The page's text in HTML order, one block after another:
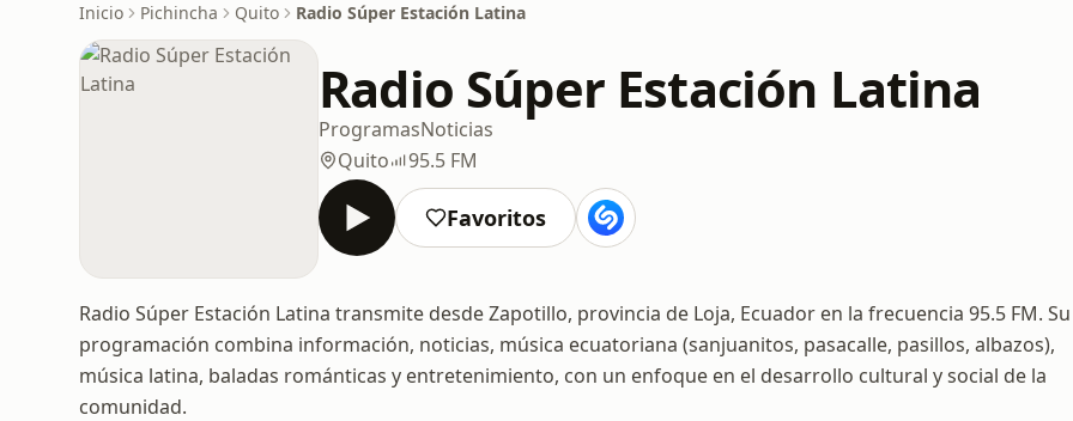
Inicio Pichincha Quito Radio Súper Estación Latina
Radio Súper Estación Latina
ProgramasNoticias
Quito
95.5 FM
Favoritos
Radio Súper Estación Latina transmite desde Zapotillo, provincia de Loja, Ecuador en la frecuencia 95.5 FM. Su
programación combina información, noticias, música ecuatoriana (sanjuanitos, pasacalle, pasillos, albazos),
música latina, baladas románticas y entretenimiento, con un enfoque en el desarrollo cultural y social de la
comunidad.